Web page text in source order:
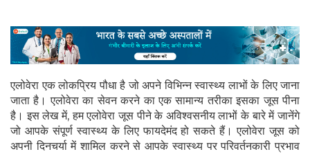
एलोवेरा एक लोकप्रिय पौधा है जो अपने विभिन्न स्वास्थ्य लाभों के लिए जाना
जाता है। एलोवेरा का सेवन करने का एक सामान्य तरीका इसका जूस पीना
है। इस लेख में, हम एलोवेरा जूस पीने के अविश्वसनीय लाभों के बारे में जानेंगे
जो आपके संपूर्ण स्वास्थ्य के लिए फायदेमंद हो सकते हैं। एलोवेरा जूस को
अपनी दिनचर्या में शामिल करने से आपके स्वास्थ्य पर परिवर्तनकारी प्रभाव